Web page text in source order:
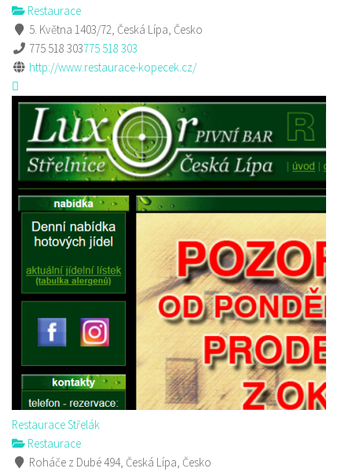
Restaurace
5. Května 1403/72, Česká Lípa, Česko
775 518 303775 518 303
http://www.restaurace-kopecek.cz/
Restaurace Střelák
Restaurace
Roháče z Dubé 494, Česká Lípa, Česko